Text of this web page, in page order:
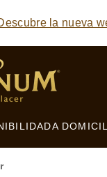
la nueva
A